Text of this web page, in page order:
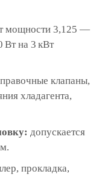
мощности 3,125 —
Вт на 3 кВт
клапаны,
хладагента,
допускается
прокладка,